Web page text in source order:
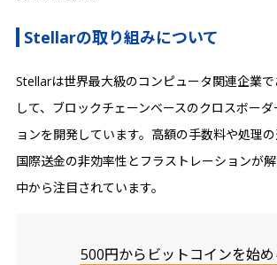
Stellarの取り組みについて
Stellarは世界最大級のコンピュータ関連企業
して、ブロックチェーンベースのクロスボー
ョンを開発しています。高額の手数料や処理
国際送金の非効率性とフラストレーションが
中から注目されています。
500円からビットコインを始め